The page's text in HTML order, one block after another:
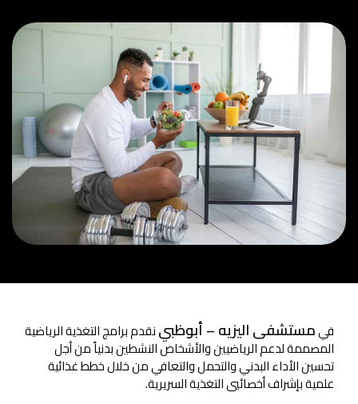
مستشفى اليزيه – أبوظبينقدم برامج التغذية الرياضية
المصممة لدعم الرياضيين والأشخاص النشطين بدنياً من أجل
تحسين الأداء البدني والتحمل والتعافي من خلال خطط غذائية
علمية بإشراف أخصائيي التغذية السريرية.